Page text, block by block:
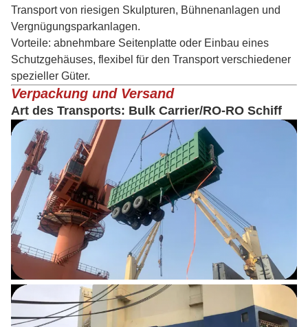
Transport von riesigen Skulpturen, Bühnenanlagen und
Vergnügungsparkanlagen.
Vorteile: abnehmbare Seitenplatte oder Einbau eines
Schutzgehäuses, flexibel für den Transport verschiedener
spezieller Güter.
Verpackung und Versand
Art des Transports: Bulk Carrier/RO-RO Schiff